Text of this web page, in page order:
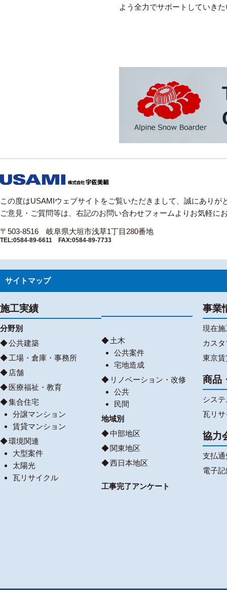
よう全力でサポートしていき
この度はUSAMIウェブサイトをご覧いただきまして、誠にありが
ご意見・ご質問等は、右記のお問い合わせフォームよりお気軽に
〒503-8516 岐阜県大垣市浅草1丁目280番地
TEL:0584-89-6611 FAX:0584-89-7733
サイトマップ
施工実績
分野別
公共建築
工場・倉庫・事務所
店舗
医療福祉・教育
集合住宅
分譲マンション
賃貸マンション
環境関連
大型案件
太陽光
瓦リサイクル
土木
公共案件
宅地造成
リノベーション・改修
公共
民間
地域別
中部地区
関東地区
西日本地区
工事完了アンケート
事業
現在
カス
東京
商品
シス
瓦リ
協力
支払
電子